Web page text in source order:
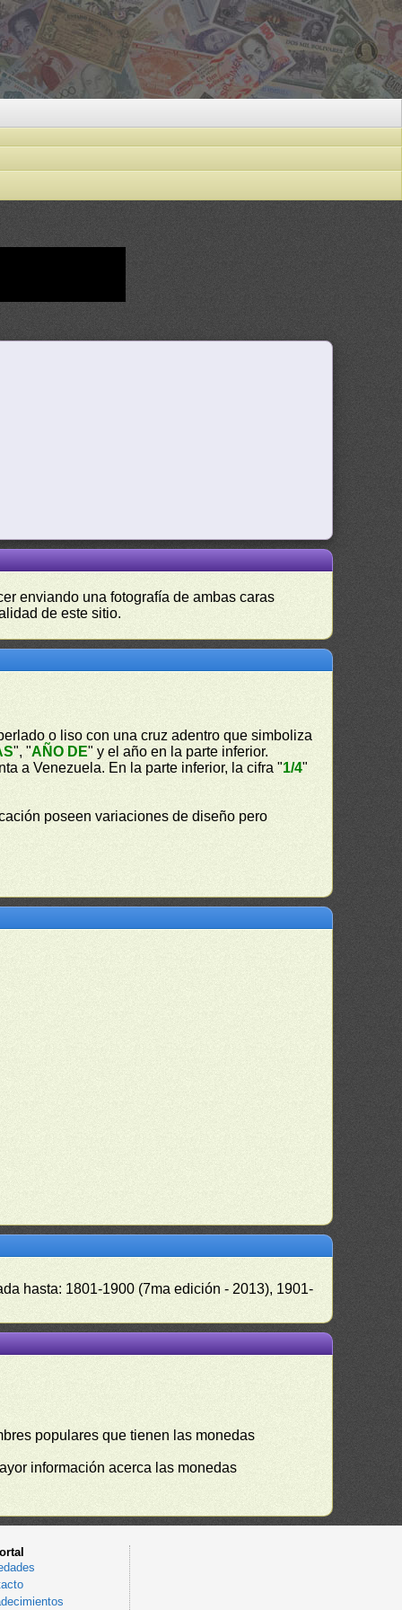
enviando una fotografía de ambas caras
de este sitio.
o liso con una cruz adentro que simboliza
", "AÑO DE" y el año en la parte inferior.
a Venezuela. En la parte inferior, la cifra "1/4"
poseen variaciones de diseño pero
hasta: 1801-1900 (7ma edición - 2013), 1901-
populares que tienen las monedas
información acerca las monedas